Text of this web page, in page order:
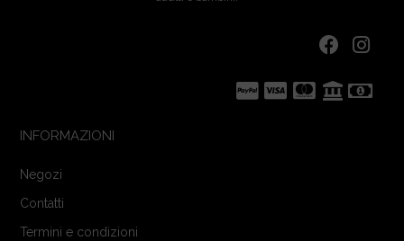
INFORMAZIONI
Negozi
Contatti
Termini e condizioni